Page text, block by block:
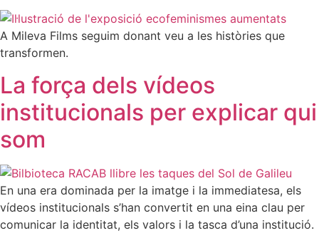
A Mileva Films seguim donant veu a les històries que
transformen.
La força dels vídeos
institucionals per explicar qui
som
En una era dominada per la imatge i la immediatesa, els
vídeos institucionals s’han convertit en una eina clau per
comunicar la identitat, els valors i la tasca d’una institució.